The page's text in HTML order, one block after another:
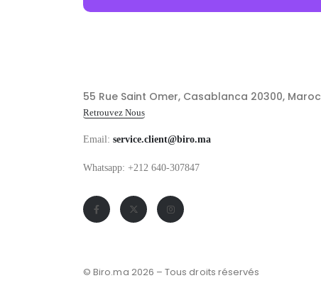
55 Rue Saint Omer, Casablanca 20300, Maroc
Retrouvez Nous
Email: service.client@biro.ma
Whatsapp: +212 640-307847
© Biro.ma 2026 – Tous droits réservés